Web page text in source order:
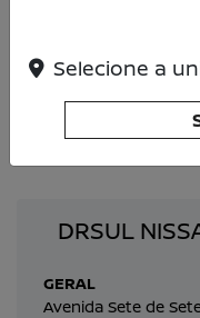
DRSUL
GERAL
Avenida Sete de
Selecione a